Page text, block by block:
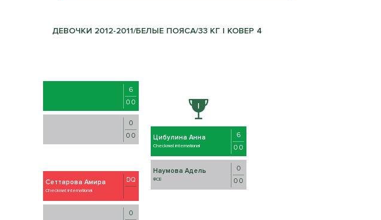
ДЕВОЧКИ 2012-2011/БЕЛЫЕ ПОЯСА/33 КГ | КОВЕР 4
6
0 0
0
0 0
Сеттарова Амира
Checkmat international
DQ
0
Цибулина Анна
Checkmat international
6
0 0
Наумова Адель
ФСЕ
0
0 0